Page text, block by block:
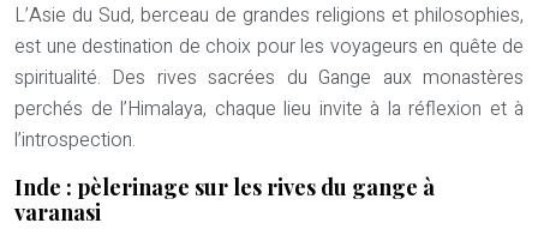
L’Asie du Sud, berceau de grandes religions et philosophies,
est une destination de choix pour les voyageurs en quête de
spiritualité. Des rives sacrées du Gange aux monastères
perchés de l’Himalaya, chaque lieu invite à la réflexion et à
l’introspection.
Inde : pèlerinage sur les rives du gange à
varanasi